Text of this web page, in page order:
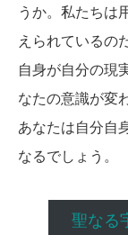
うか。私たちは
えられているの
自身が自分の現
なたの意識が変
あなたは自分自
なるでしょう。
聖なる